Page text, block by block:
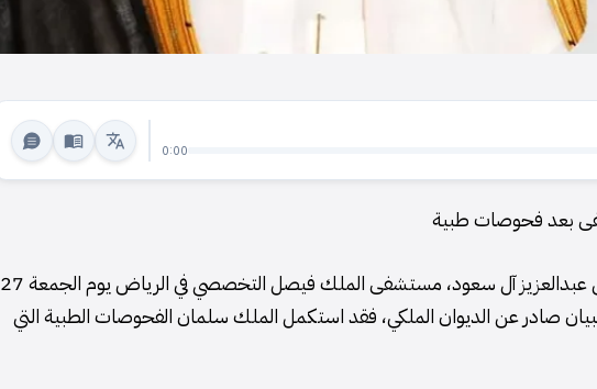
0:00
بعد فحوصات طبية
غادر خادم الحرمين الشريفين، الملك سلمان بن عبدالعزيز آل سعود، مستشفى الملك فيصل التخصصي في الرياض يوم الجمعة 27
الموافق 16 يناير 2026. وفقًا لبيان صادر عن الديوان الملكي، فقد استكمل الملك سلمان الفحوصات الطبية التي